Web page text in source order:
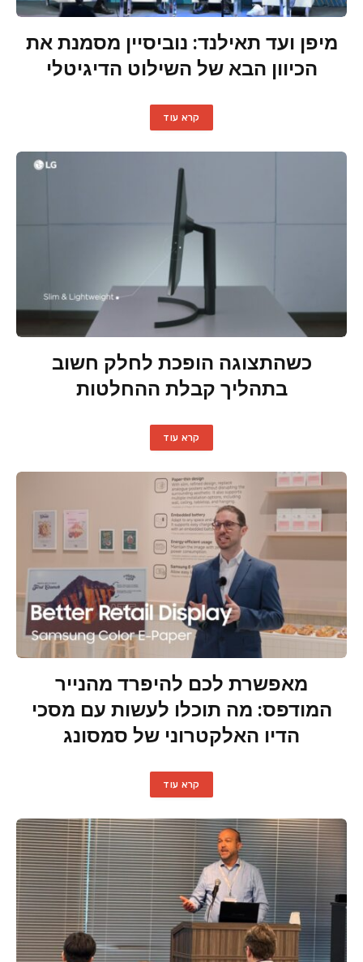
מיפן ועד תאילנד: נוביסיין מסמנת את
הכיוון הבא של השילוט הדיגיטלי
קרא עוד
כשהתצוגה הופכת לחלק חשוב
בתהליך קבלת ההחלטות
קרא עוד
מאפשרת לכם להיפרד מהנייר
המודפס: מה תוכלו לעשות עם מסכי
הדיו האלקטרוני של סמסונג
קרא עוד